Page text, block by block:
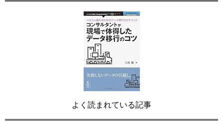
よく読まれている記事